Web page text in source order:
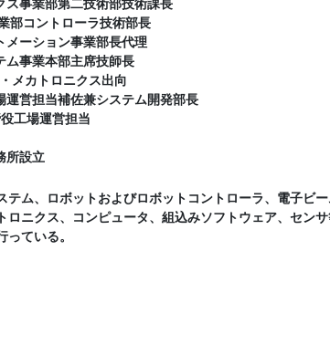
事業部第二技術部技術課長
コントローラ技術部長
ーション事業部長代理
事業本部主席技師長
メカトロニクス出向
営担当補佐兼システム開発部長
工場運営担当
所設立
テム、ロボットおよびロボットコントローラ、電子ビ
ロニクス、コンピュータ、組込みソフトウェア、セン
ている。